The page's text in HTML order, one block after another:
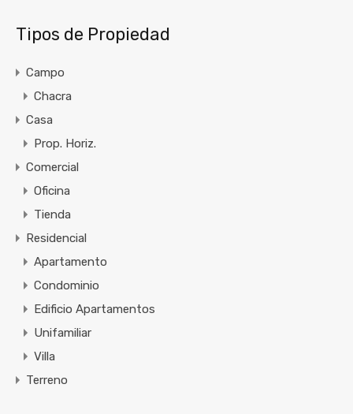
Tipos de Propiedad
Campo
Chacra
Casa
Prop. Horiz.
Comercial
Oficina
Tienda
Residencial
Apartamento
Condominio
Edificio Apartamentos
Unifamiliar
Villa
Terreno